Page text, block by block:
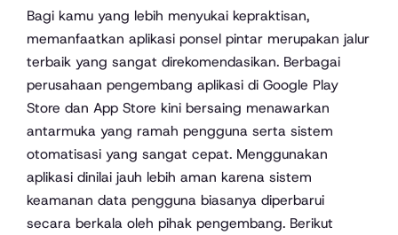
Bagi kamu yang lebih menyukai kepraktisan,
memanfaatkan aplikasi ponsel pintar merupakan jalur
terbaik yang sangat direkomendasikan. Berbagai
perusahaan pengembang aplikasi di Google Play
Store dan App Store kini bersaing menawarkan
antarmuka yang ramah pengguna serta sistem
otomatisasi yang sangat cepat. Menggunakan
aplikasi dinilai jauh lebih aman karena sistem
keamanan data pengguna biasanya diperbarui
secara berkala oleh pihak pengembang. Berikut